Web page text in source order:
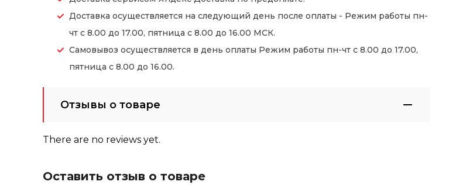
Доставка осуществляется на следующий день после оплаты - Режим работы пн-
чт с 8.00 до 17.00, пятница с 8.00 до 16.00 МСК.
Самовывоз осуществляется в день оплаты Режим работы пн-чт с 8.00 до 17.00,
пятница с 8.00 до 16.00.
Отзывы о товаре
There are no reviews yet.
Оставить отзыв о товаре